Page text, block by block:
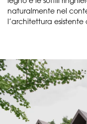
naturalmente nel
l’architettura esistente